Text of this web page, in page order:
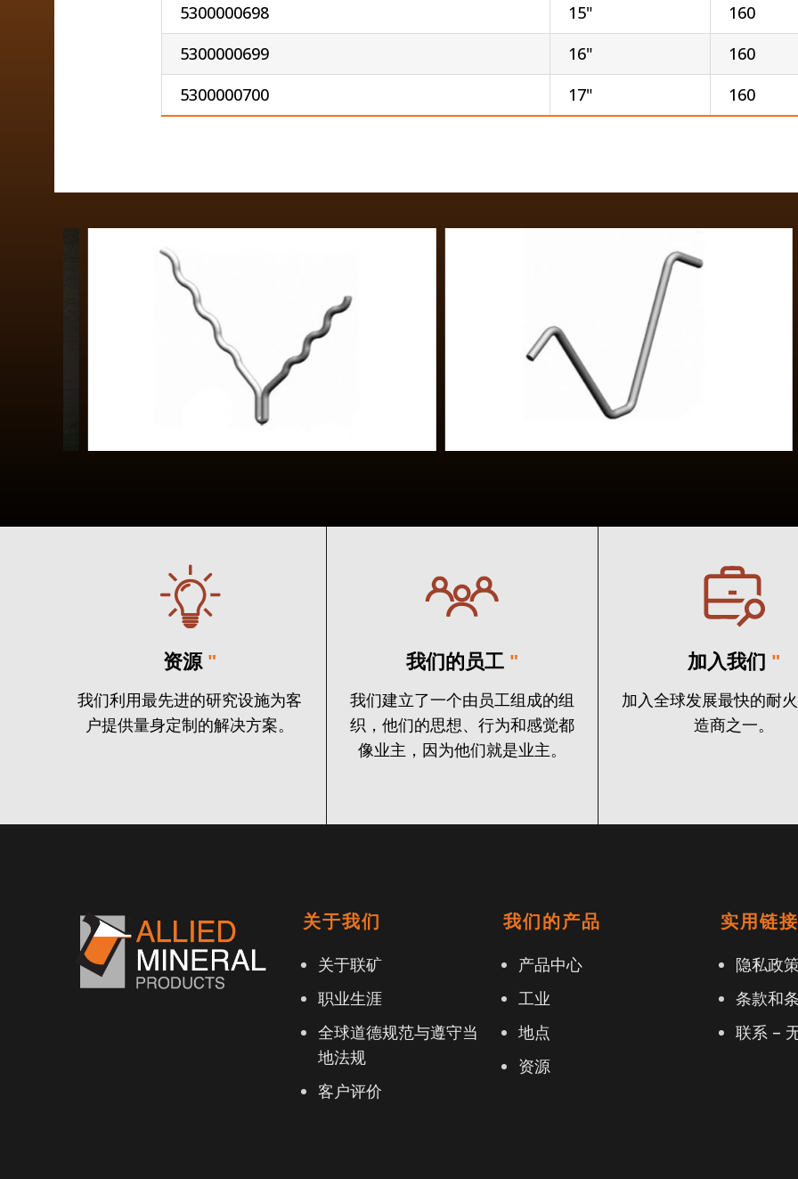
5300000698
15"
160
5300000699
16"
160
5300000700
17" 160
资源 "
我们利用最先进的研究设施为客
户提供量身定制的解决方案。
我们的员工 "
我们建立了一个由员工组成的组
织，他们的思想、行为和感觉都
像业主，因为他们就是业主。
加入我们 "
加入全球发展最快的耐
造商之一。
关于我们
关于联矿
职业生涯
全球道德规范与遵守当
地法规
客户评价
我们的产品
产品中心
工业
地点
资源
实用链
隐私政
条款和
联系 –